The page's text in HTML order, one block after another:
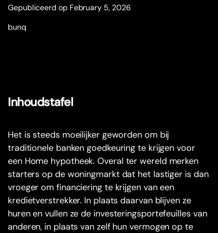
Gepubliceerd op February 5, 2026
bunq
Inhoudstafel
Het is steeds moeilijker geworden om bij
traditionele banken goedkeuring te krijgen voor
een Home hypotheek. Overal ter wereld merken
starters op de woningmarkt dat het lastiger is dan
vroeger om financiering te krijgen van een
kredietverstrekker. In plaats daarvan blijven ze
huren en vullen ze de investeringsportefeuilles van
anderen, in plaats van zelf hun vermogen op te